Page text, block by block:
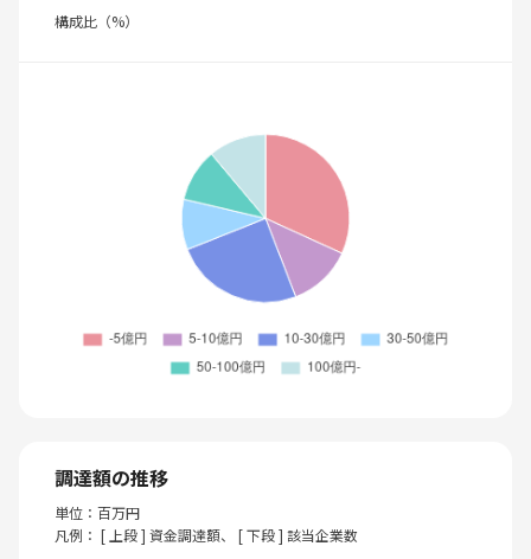
構成比（%）
調達額の推移
単位：百万円
凡例： [ 上段 ] 資金調達額、 [ 下段 ] 該当企業数